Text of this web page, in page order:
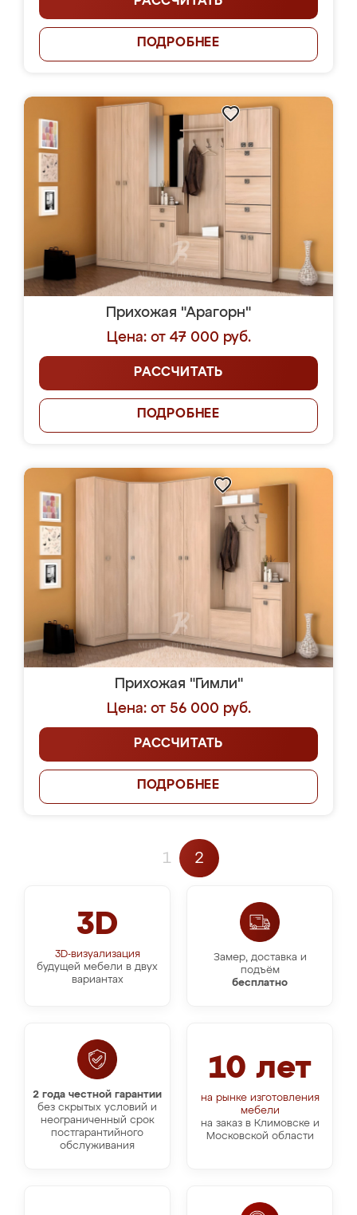
ПОДРОБНЕЕ
Прихожая "Арагорн"
Цена: от 47 000 руб.
РАССЧИТАТЬ
ПОДРОБНЕЕ
Прихожая "Гимли"
Цена: от 56 000 руб.
РАССЧИТАТЬ
ПОДРОБНЕЕ
1 2
3D
3D-визуализация
будущей мебели в двух
вариантах
Замер, доставка и
подъём
бесплатно
10 лет
на рынке изготовления
мебели
на заказ в Климовске и
Московской области
2 года честной гарантии
без скрытых условий и
неограниченный срок
постгарантийного
обслуживания